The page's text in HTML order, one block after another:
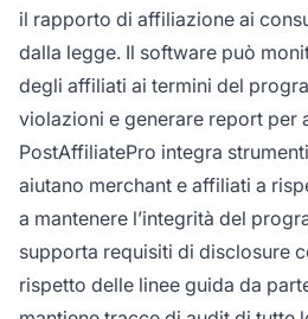
il rapporto di affiliazione ai
dalla legge. Il software può
degli affiliati ai termini del
violazioni e generare report per
PostAffiliatePro integra
aiutano merchant e affiliati a
a mantenere l’integrità del
supporta requisiti di disclosure
rispetto delle linee guida da